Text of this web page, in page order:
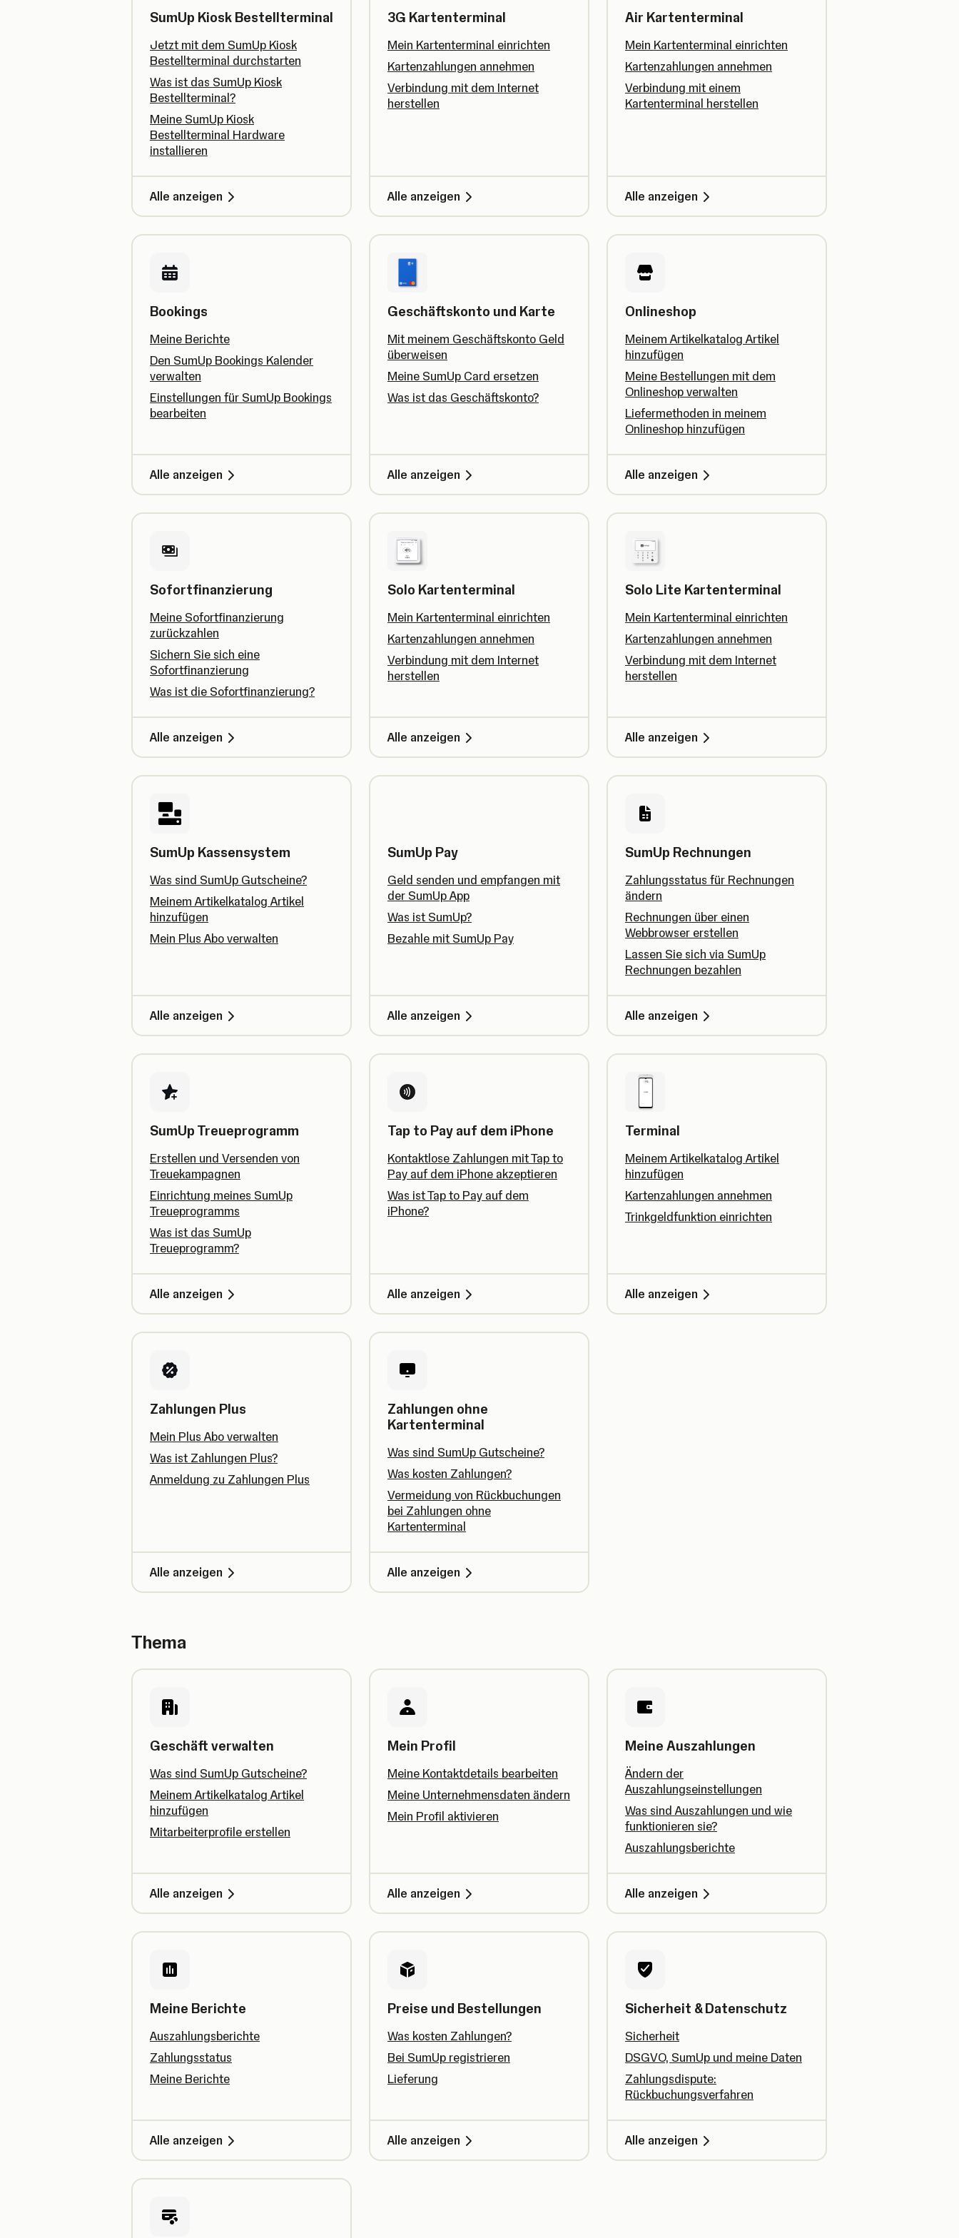
SumUp Kiosk Bestellterminal
Jetzt mit dem SumUp Kiosk
Bestellterminal durchstarten
Was ist das SumUp Kiosk
Bestellterminal?
Meine SumUp Kiosk
Bestellterminal Hardware
installieren
Alle anzeigen
3G Kartenterminal
Mein Kartenterminal einrichten
Kartenzahlungen annehmen
Verbindung mit dem Internet
herstellen
Alle anzeigen
Air Kartenterminal
Mein Kartenterminal einrichten
Kartenzahlungen annehmen
Verbindung mit einem
Kartenterminal herstellen
Alle anzeigen
Bookings
Meine Berichte
Den SumUp Bookings Kalender
verwalten
Einstellungen für SumUp Bookings
bearbeiten
Alle anzeigen
Geschäftskonto und Karte
Mit meinem Geschäftskonto Geld
überweisen
Meine SumUp Card ersetzen
Was ist das Geschäftskonto?
Alle anzeigen
Onlineshop
Meinem Artikelkatalog Artikel
hinzufügen
Meine Bestellungen mit dem
Onlineshop verwalten
Liefermethoden in meinem
Onlineshop hinzufügen
Alle anzeigen
Sofortfinanzierung
Meine Sofortfinanzierung
zurückzahlen
Sichern Sie sich eine
Sofortfinanzierung
Was ist die Sofortfinanzierung?
Alle anzeigen
Solo Kartenterminal
Mein Kartenterminal einrichten
Kartenzahlungen annehmen
Verbindung mit dem Internet
herstellen
Alle anzeigen
Solo Lite Kartenterminal
Mein Kartenterminal einrichten
Kartenzahlungen annehmen
Verbindung mit dem Internet
herstellen
Alle anzeigen
SumUp Kassensystem
Was sind SumUp Gutscheine?
Meinem Artikelkatalog Artikel
hinzufügen
Mein Plus Abo verwalten
Alle anzeigen
SumUp Pay
Geld senden und empfangen mit
der SumUp App
Was ist SumUp?
Bezahle mit SumUp Pay
Alle anzeigen
SumUp Rechnungen
Zahlungsstatus für Rechnungen
ändern
Rechnungen über einen
Webbrowser erstellen
Lassen Sie sich via SumUp
Rechnungen bezahlen
Alle anzeigen
SumUp Treueprogramm
Erstellen und Versenden von
Treuekampagnen
Einrichtung meines SumUp
Treueprogramms
Was ist das SumUp
Treueprogramm?
Alle anzeigen
Tap to Pay auf dem iPhone
Kontaktlose Zahlungen mit Tap to
Pay auf dem iPhone akzeptieren
Was ist Tap to Pay auf dem
iPhone?
Alle anzeigen
Terminal
Meinem Artikelkatalog Artikel
hinzufügen
Kartenzahlungen annehmen
Trinkgeldfunktion einrichten
Alle anzeigen
Zahlungen Plus
Mein Plus Abo verwalten
Was ist Zahlungen Plus?
Anmeldung zu Zahlungen Plus
Alle anzeigen
Zahlungen ohne
Kartenterminal
Was sind SumUp Gutscheine?
Was kosten Zahlungen?
Vermeidung von Rückbuchungen
bei Zahlungen ohne
Kartenterminal
Alle anzeigen
Thema
Geschäft verwalten
Was sind SumUp Gutscheine?
Meinem Artikelkatalog Artikel
hinzufügen
Mitarbeiterprofile erstellen
Alle anzeigen
Mein Profil
Meine Kontaktdetails bearbeiten
Meine Unternehmensdaten ändern
Mein Profil aktivieren
Alle anzeigen
Meine Auszahlungen
Ändern der
Auszahlungseinstellungen
Was sind Auszahlungen und wie
funktionieren sie?
Auszahlungsberichte
Alle anzeigen
Meine Berichte
Auszahlungsberichte
Zahlungsstatus
Meine Berichte
Alle anzeigen
Preise und Bestellungen
Was kosten Zahlungen?
Bei SumUp registrieren
Lieferung
Alle anzeigen
Sicherheit & Datenschutz
Sicherheit
DSGVO, SumUp und meine Daten
Zahlungsdispute:
Rückbuchungsverfahren
Alle anzeigen